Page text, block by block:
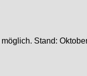
Stand: